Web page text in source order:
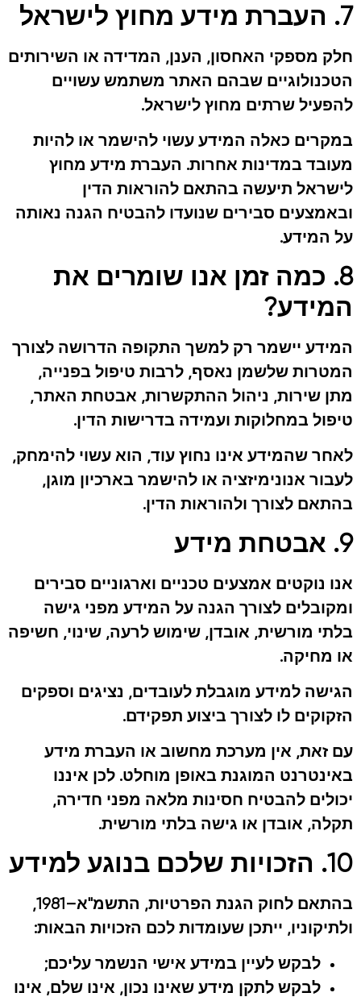
7. העברת מידע מחוץ לישראל
חלק מספקי האחסון, הענן, המדידה או השירותים
הטכנולוגיים שבהם האתר משתמש עשויים
להפעיל שרתים מחוץ לישראל.
במקרים כאלה המידע עשוי להישמר או להיות
מעובד במדינות אחרות. העברת מידע מחוץ
לישראל תיעשה בהתאם להוראות הדין
ובאמצעים סבירים שנועדו להבטיח הגנה נאותה
על המידע.
8. כמה זמן אנו שומרים את
המידע?
המידע יישמר רק למשך התקופה הדרושה לצורך
המטרות שלשמן נאסף, לרבות טיפול בפנייה,
מתן שירות, ניהול ההתקשרות, אבטחת האתר,
טיפול במחלוקות ועמידה בדרישות הדין.
לאחר שהמידע אינו נחוץ עוד, הוא עשוי להימחק,
לעבור אנונימיזציה או להישמר בארכיון מוגן,
בהתאם לצורך ולהוראות הדין.
9. אבטחת מידע
אנו נוקטים אמצעים טכניים וארגוניים סבירים
ומקובלים לצורך הגנה על המידע מפני גישה
בלתי מורשית, אובדן, שימוש לרעה, שינוי, חשיפה
או מחיקה.
הגישה למידע מוגבלת לעובדים, נציגים וספקים
הזקוקים לו לצורך ביצוע תפקידם.
עם זאת, אין מערכת מחשוב או העברת מידע
באינטרנט המוגנת באופן מוחלט. לכן איננו
יכולים להבטיח חסינות מלאה מפני חדירה,
תקלה, אובדן או גישה בלתי מורשית.
10. הזכויות שלכם בנוגע למידע
בהתאם לחוק הגנת הפרטיות, התשמ"א–1981,
ולתיקוניו, ייתכן שעומדות לכם הזכויות הבאות:
לבקש לעיין במידע אישי הנשמר עליכם;
לבקש לתקן מידע שאינו נכון, אינו שלם, אינו